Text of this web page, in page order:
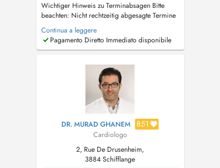
Wichtiger Hinweis zu Terminabsagen Bitte
beachten: Nicht rechtzeitig abgesagte Termine
mind. 24 Std. vorher oder Nichterscheinen
können in Rechnung gestellt werden. Vielen
Dank für Ihr Verständnis. Ihr Praxisteam Avis
noter : Les rendez-vo...
Continua a leggere
Pagamento Diretto Immediato disponibile
DR. MURAD GHANEM 851
Cardiologo
2, Rue De Drusenheim,
3884 Schifflange